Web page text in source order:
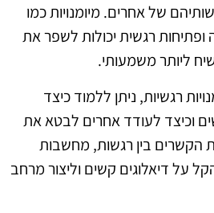
של אחרים. מיומנויות כמו
רגשית יכולות לשפר את
ליותר משמעותי.
רגשיות, ניתן ללמוד כיצד
וכיצד לעודד אחרים לבטא את
הקשרים בין רגשות, מחשבות
על דיאלוגים קשים וליצור מרחב